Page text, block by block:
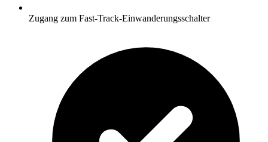
Zugang zum Fast-Track-Einwanderungsschalter